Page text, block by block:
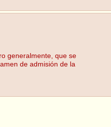
generalmente, que se
de admisión de la